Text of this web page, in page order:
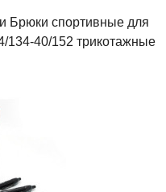
Брюки спортивные для
134-40/152 трикотажные